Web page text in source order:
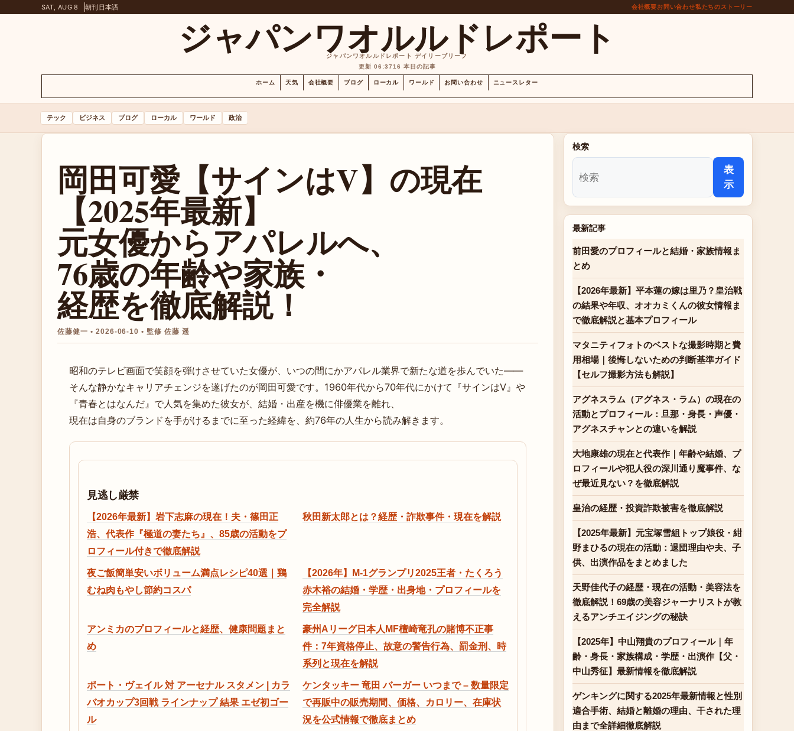
SAT, AUG 8 朝刊 日本語 会社概要お問い合わせ私たちのストーリー
ジャパンワオルルドレポート
ジャパンワオルルドレポート デイリーブリーフ
更新 06:3716 本日の記事
ホーム 天気 会社概要 ブログ ローカル ワールド お問い合わせ ニュースレター
テック ビジネス ブログ ローカル ワールド 政治
岡田可愛【サインはV】の現在
【2025年最新】
元女優からアパレルへ、
76歳の年齢や家族・
経歴を徹底解説！
佐藤健一 • 2026-06-10 • 監修 佐藤 遥
昭和のテレビ画面で笑顔を弾けさせていた女優が、いつの間にかアパレル業界で新たな道を歩んでいた——
そんな静かなキャリアチェンジを遂げたのが岡田可愛です。1960年代から70年代にかけて『サインはV』や
『青春とはなんだ』で人気を集めた彼女が、結婚・出産を機に俳優業を離れ、
現在は自身のブランドを手がけるまでに至った経緯を、約76年の人生から読み解きます。
見逃し厳禁
【2026年最新】岩下志麻の現在！夫・篠田正
浩、代表作『極道の妻たち』、85歳の活動をプ
ロフィール付きで徹底解説
秋田新太郎とは？経歴・詐欺事件・現在を解説
夜ご飯簡単安いボリューム満点レシピ40選｜鶏
むね肉もやし節約コスパ
【2026年】M-1グランプリ2025王者・たくろう
赤木裕の結婚・学歴・出身地・プロフィールを
完全解説
アンミカのプロフィールと経歴、健康問題まと
め
豪州Aリーグ日本人MF檀崎竜孔の賭博不正事
件：7年資格停止、故意の警告行為、罰金刑、時
系列と現在を解説
ポート・ヴェイル 対 アーセナル スタメン | カラ
バオカップ3回戦 ラインナップ 結果 エゼ初ゴー
ル
ケンタッキー 竜田 バーガー いつまで – 数量限定
で再販中の販売期間、価格、カロリー、在庫状
況を公式情報で徹底まとめ
検索
表
示
最新記事
前田愛のプロフィールと結婚・家族情報ま
とめ
【2026年最新】平本蓮の嫁は里乃？皇治戦
の結果や年収、オオカミくんの彼女情報ま
で徹底解説と基本プロフィール
マタニティフォトのベストな撮影時期と費
用相場｜後悔しないための判断基準ガイド
【セルフ撮影方法も解説】
アグネスラム（アグネス・ラム）の現在の
活動とプロフィール：旦那・身長・声優・
アグネスチャンとの違いを解説
大地康雄の現在と代表作｜年齢や結婚、プ
ロフィールや犯人役の深川通り魔事件、な
ぜ最近見ない？を徹底解説
皇治の経歴・投資詐欺被害を徹底解説
【2025年最新】元宝塚雪組トップ娘役・紺
野まひるの現在の活動：退団理由や夫、子
供、出演作品をまとめました
天野佳代子の経歴・現在の活動・美容法を
徹底解説！69歳の美容ジャーナリストが教
えるアンチエイジングの秘訣
【2025年】中山翔貴のプロフィール｜年
齢・身長・家族構成・学歴・出演作【父・
中山秀征】最新情報を徹底解説
ゲンキングに関する2025年最新情報と性別
適合手術、結婚と離婚の理由、干された理
由まで全詳細徹底解説